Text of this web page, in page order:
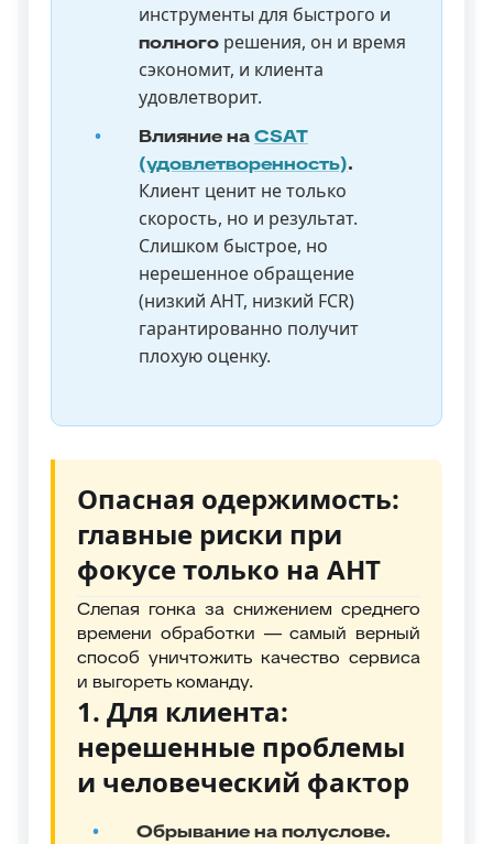
инструменты для быстрого и
полного решения, он и время
сэкономит, и клиента
удовлетворит.
Влияние наCSAT
(удовлетворенность).
Клиент ценит не только
скорость, но и результат.
Слишком быстрое, но
нерешенное обращение
(низкий AHT, низкий FCR)
гарантированно получит
плохую оценку.
Опасная одержимость:
главные риски при
фокусе только на AHT
Слепая гонка за снижением среднего
времени обработки — самый верный
способ уничтожить качество сервиса
и выгореть команду.
1. Для клиента:
нерешенные проблемы
и человеческий фактор
Обрывание на полуслове.